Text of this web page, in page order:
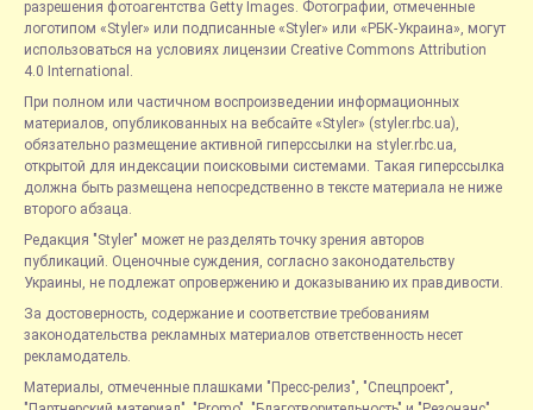
разрешения фотоагентства Getty Images. Фотографии, отмеченные
логотипом «Styler» или подписанные «Styler» или «РБК-Украина», могут
использоваться на условиях лицензии Creative Commons Attribution
4.0 International.
При полном или частичном воспроизведении информационных
материалов, опубликованных на вебсайте «Styler» (styler.rbc.ua),
обязательно размещение активной гиперссылки на styler.rbc.ua,
открытой для индексации поисковыми системами. Такая гиперссылка
должна быть размещена непосредственно в тексте материала не ниже
второго абзаца.
Редакция "Styler" может не разделять точку зрения авторов
публикаций. Оценочные суждения, согласно законодательству
Украины, не подлежат опровержению и доказыванию их правдивости.
За достоверность, содержание и соответствие требованиям
законодательства рекламных материалов ответственность несет
рекламодатель.
Материалы, отмеченные плашками "Пресс-релиз", "Спецпроект",